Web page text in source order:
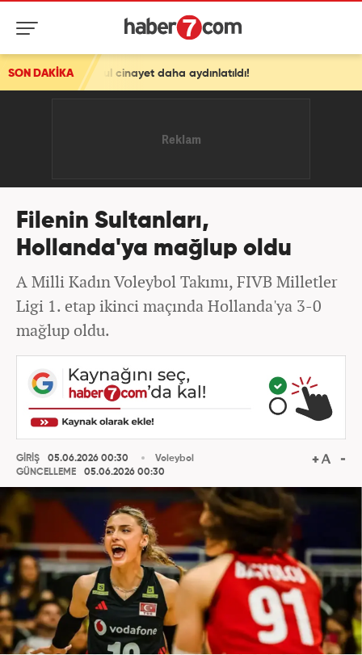
SON DAKİKA
cinayet daha aydınlatıldı!
Filenin Sultanları,
Hollanda'ya mağlup oldu
A Milli Kadın Voleybol Takımı, FIVB Milletler
Ligi 1. etap ikinci maçında Hollanda'ya 3-0
mağlup oldu.
GİRİŞ
05.06.2026 00:30
GÜNCELLEME
05.06.2026 00:30
Voleybol